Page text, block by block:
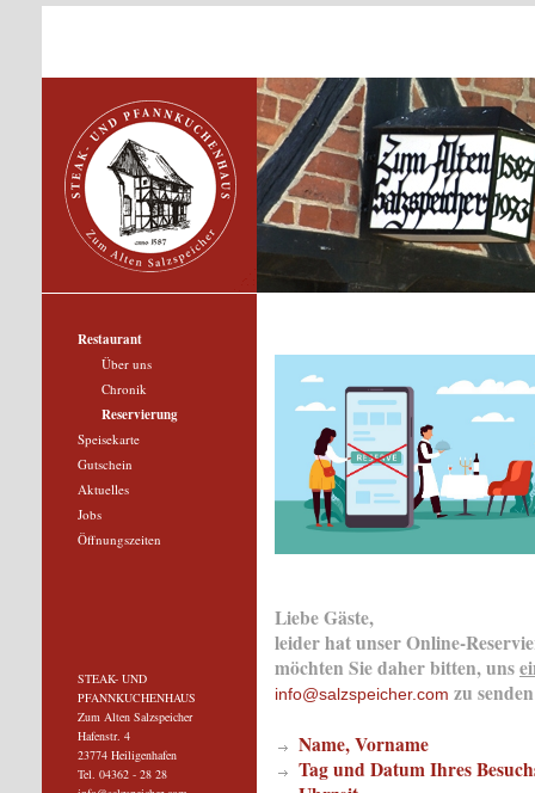
Restaurant
Über uns
Chronik
Reservierung
Speisekarte
Gutschein
Aktuelles
Jobs
Öffnungszeiten
STEAK- UND
PFANNKUCHENHAUS
Zum Alten Salzspeicher
Hafenstr. 4
23774 Heiligenhafen
Tel. 04362 - 28 28
Liebe Gäste,
leider hat unser Online-
möchten Sie daher bitten, uns
info@salzspeicher.com zu
Name, Vorname
Tag und Datum Ihres